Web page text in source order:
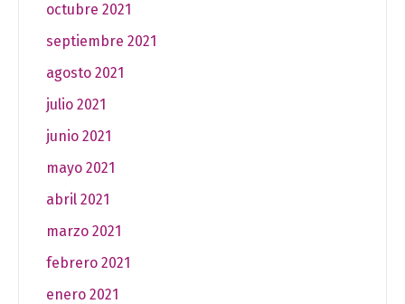
octubre 2021
septiembre 2021
agosto 2021
julio 2021
junio 2021
mayo 2021
abril 2021
marzo 2021
febrero 2021
enero 2021